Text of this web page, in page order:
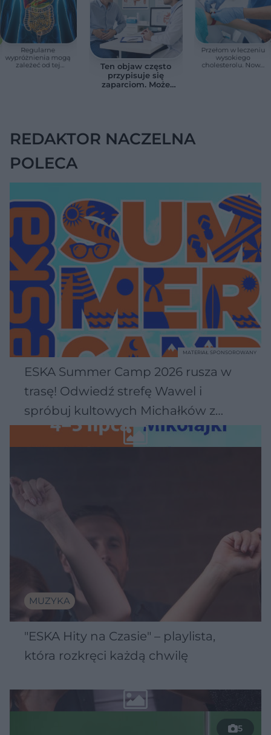
Regularne
wypróżnienia mogą
zależeć od tej
Ten objaw często
przypisuje się
zaparciom. Może
Przełom w leczeniu
wysokiego
cholesterolu. Nowa
REDAKTOR NACZELNA
POLECA
ESKA Summer Camp 2026 rusza w
trasę! Odwiedź strefę Wawel i
spróbuj kultowych Michałków z
Wawelu
MATERIAŁ SPONSOROWANY
MUZYKA
"ESKA Hity na Czasie" – playlista,
która rozkręci każdą chwilę
5